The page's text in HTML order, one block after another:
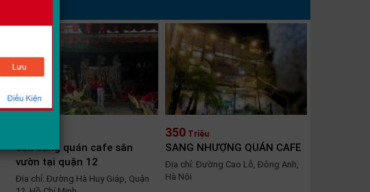
cần sang quán cafe sân
vườn tại quận 12
Địa chỉ: Đường Hà Huy Giáp, Quận
350Triệu
SANG NHƯỢNG QUÁN CAFE
Địa chỉ: Đường Cao Lỗ, Đông Anh,
Hà Nội